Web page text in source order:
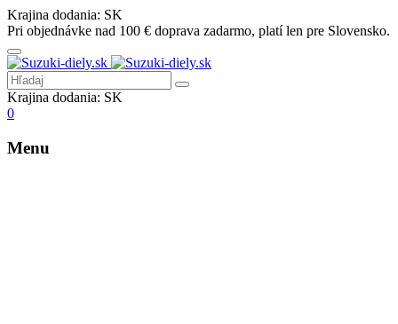
Krajina dodania: SK
Pri objednávke nad 100 € doprava zadarmo, platí len pre Slovensko.
Krajina dodania: SK
0
Menu